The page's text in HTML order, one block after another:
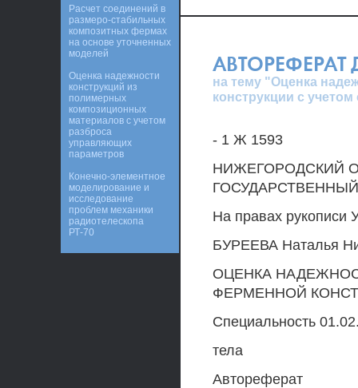
АВТОРЕФЕРАТ
на тему "Оценка
конструкции с
- 1 Ж 1593
НИЖЕГОРОДСКИЙ
На правах рукописи
БУРЕЕВА Наталья
ОЦЕНКА
ФЕРМЕННОЙ
Специальность
тела
Автореферат
Расчет соединений в
размеро-стабильных
композитных фермах
на основе уточненных
моделей
Оценка надежности
конструкций из
полимерных
композиционных
материалов с учетом
разброса
управляющих
параметров
Конечно-элементное
моделирование и
исследование
проблем механики
радиотелескопа
РТ-70